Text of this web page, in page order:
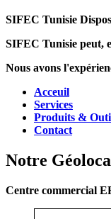
SIFEC Tunisie
SIFEC Tunisie peut,
Nous avons
Acceuil
Services
Produits &
Contact
Notre
Centre commercial